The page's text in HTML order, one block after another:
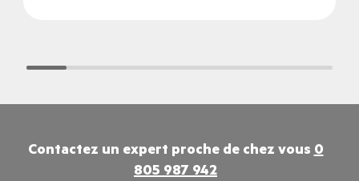
Contactez un expert proche de chez vous 0
805 987 942